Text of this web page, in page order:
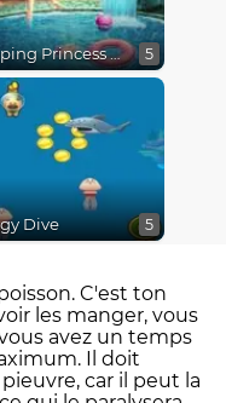
Sleeping Princess Swimming Pool 5
Dive 5
C'est ton
les manger, vous
avez un temps
Il doit
car il peut la